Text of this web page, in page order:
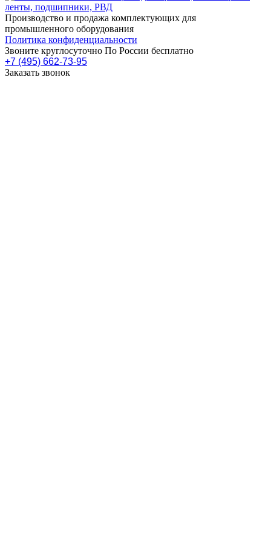
Производство и продажа комплектующих для
промышленного оборудования
Политика конфиденциальности
Звоните круглосуточно По России бесплатно
+7 (495) 662-73-95
Заказать звонок